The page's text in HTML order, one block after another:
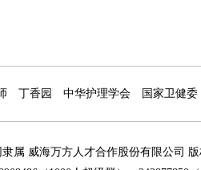
丁香园 中华护理学会 国家卫健委
隶属 威海万方人才合作股份有限公司